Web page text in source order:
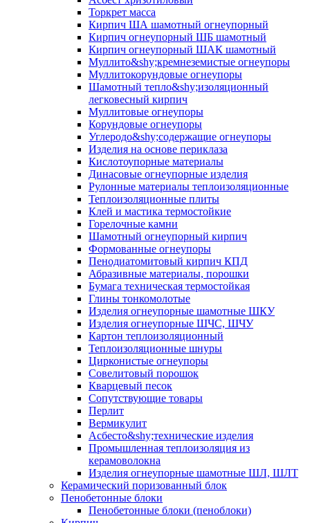
Торкрет масса
Кирпич ША шамотный огнеупорный
Кирпич огнеупорный ШБ шамотный
Кирпич огнеупорный ШАК шамотный
Муллито&shy;­кремнеземистые огнеупоры
Муллито­корундовые огнеупоры
Шамотный тепло&shy;изоляционный
легковесный кирпич
Муллитовые огнеупоры
Корундовые огнеупоры
Углеродо&shy;содержащие огнеупоры
Изделия на основе периклаза
Кислотоупорные материалы
Динасовые огнеупорные изделия
Рулонные материалы теплоизоляционные
Тепло­изоляционные плиты
Клей и мастика термостойкие
Горелочные камни
Шамотный огнеупорный кирпич
Формованные огнеупоры
Пенодиатомитовый кирпич КПД
Абразивные материалы, порошки
Бумага техническая термостойкая
Глины тонкомолотые
Изделия огнеупорные шамотные ШКУ
Изделия огнеупорные ШЧС, ШЧУ
Картон теплоизоляционный
Теплоизоляционные шнуры
Цирконистые огнеупоры
Совелитовый порошок
Кварцевый песок
Сопутствующие товары
Перлит
Вермикулит
Асбесто&shy;технические изделия
Промышленная теплоизоляция из
керамоволокна
Изделия огнеупорные шамотные ШЛ, ШЛТ
Керамический поризованный блок
Пенобетонные блоки
Пенобетонные блоки (пеноблоки)